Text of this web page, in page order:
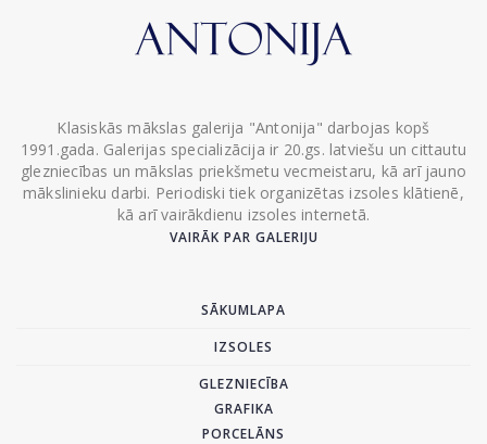
Klasiskās mākslas galerija "Antonija" darbojas kopš
1991.gada. Galerijas specializācija ir 20.gs. latviešu un cittautu
glezniecības un mākslas priekšmetu vecmeistaru, kā arī jauno
mākslinieku darbi. Periodiski tiek organizētas izsoles klātienē,
kā arī vairākdienu izsoles internetā.
VAIRĀK PAR GALERIJU
SĀKUMLAPA
IZSOLES
GLEZNIECĪBA
GRAFIKA
PORCELĀNS